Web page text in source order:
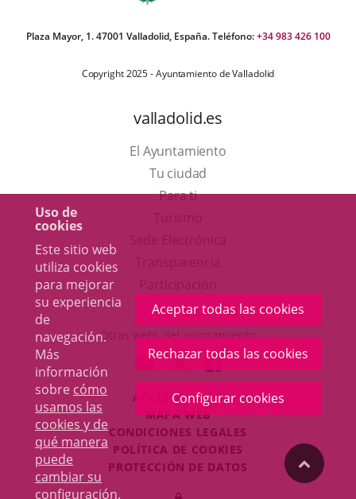
Uso de
cookies
Este sitio web
utiliza cookies
para mejorar
su experiencia
de
navegación.
Más
información
sobre cómo
usamos las
cookies y de
qué manera
puede
cambiar su
configuración.
Aceptar todas las cookies
Rechazar todas las cookies
Configurar cookies
Plaza Mayor, 1. 47001 Valladolid, España. Teléfono:+34 983 426 100
Copyright 2025 - Ayuntamiento de Valladolid
valladolid.es
El Ayuntamiento
Tu ciudad
Para ti
en
una
ventana
nueva.
aplicación
externa.
Otras webs del ayuntamiento
ENLACE
A
UNA
APLICACIÓN
EXTERNA.
ENLACE
A
UNA
APLICACIÓN
EXTERNA.
ENLACE
A
UNA
EXTERNA.
ACCESIBILIDAD
MAPA WEB
CONDICIONES LEGALES
POLÍTICA DE COOKIES
PROTECCIÓN DE DATOS
Iniciar
"Volver